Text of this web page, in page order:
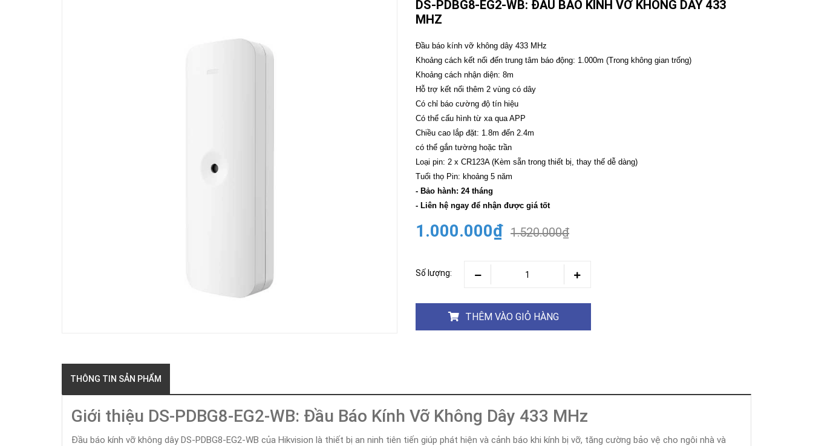
CAMERA
ĐỘNG
Hikvision
Camera
Tiandy
THIẾT
HỌP
TRỰC
TUYẾN
Maxhub
Màn
hình
MAXHUB
M27
HOMEGY
Khóa
THIẾT
Faster
FASTER
DS-PDBG8-EG2-WB: ĐẦU BÁO KÍNH VỠ KHÔNG DÂY 433
MHZ
Đầu báo kính vỡ không dây 433 MHz
Khoảng cách kết nối đến trung tâm báo động: 1.000m (Trong không gian trống)
Khoảng cách nhận diện: 8m
Hỗ trợ kết nối thêm 2 vùng có dây
Có chỉ báo cường độ tín hiệu
Có thể cấu hình từ xa qua APP
Chiều cao lắp đặt: 1.8m đến 2.4m
có thể gắn tường hoặc trần
Loại pin: 2 x CR123A (Kèm sẵn trong thiết bị, thay thế dễ dàng)
Tuổi thọ Pin: khoảng 5 năm
- Bảo hành: 24 tháng
- Liên hệ ngay để nhận được giá tốt
1.000.000₫ 1.520.000₫
Số lượng:
THÊM VÀO GIỎ HÀNG
THÔNG TIN SẢN PHẨM
Giới thiệu DS-PDBG8-EG2-WB: Đầu Báo Kính Vỡ Không Dây 433 MHz
Đầu báo kính vỡ không dây DS-PDBG8-EG2-WB của Hikvision là thiết bị an ninh tiên tiến giúp phát hiện và cảnh báo khi kính bị vỡ, tăng cường bảo vệ cho ngôi nhà và